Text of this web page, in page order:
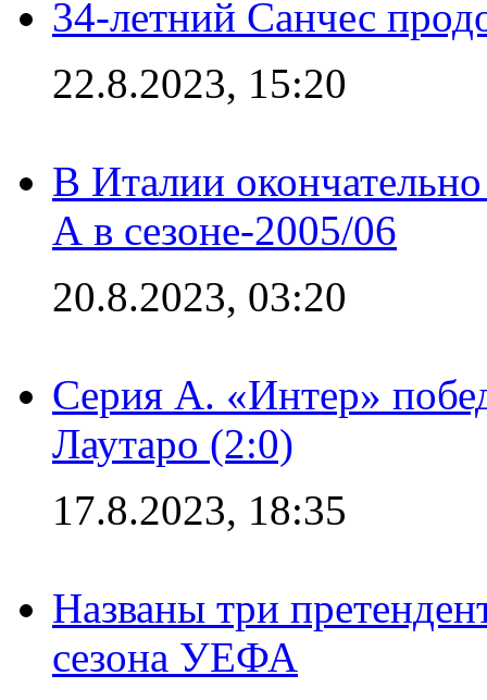
34-летний Санчес
22.8.2023, 15:20
В Италии
А в сезоне-2005/06
20.8.2023, 03:20
Серия А. «Интер»
Лаутаро (2:0)
17.8.2023, 18:35
Названы три
сезона УЕФА